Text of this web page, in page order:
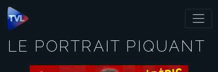
Panneau de gestion des cookies
LE PORTRAIT PIQUANT